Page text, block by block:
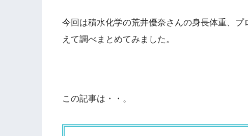
今回は積水化学の荒井優奈さんの身長体重、
えて調べまとめてみました。
この記事は・・。